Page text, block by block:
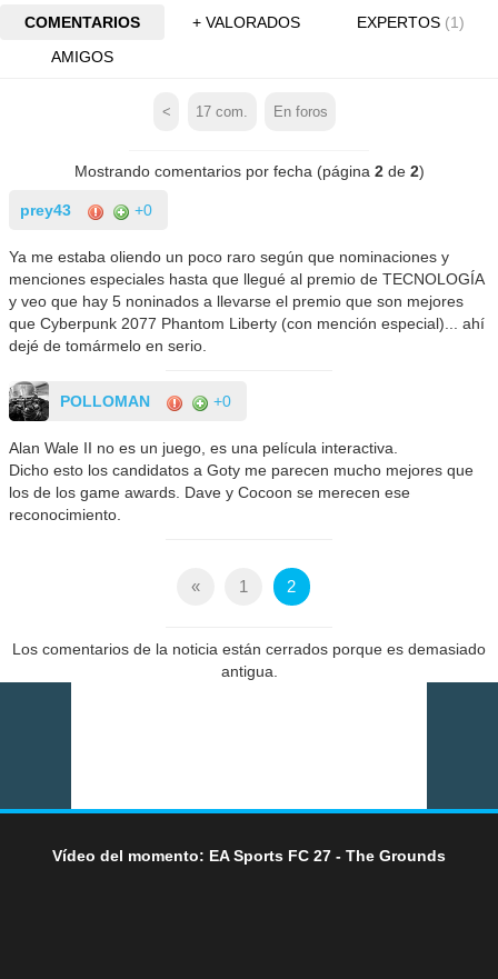
COMENTARIOS + VALORADOS EXPERTOS (1)
AMIGOS
< 17 com. En foros
Mostrando comentarios por fecha (página 2de 2)
prey43 +0
Ya me estaba oliendo un poco raro según que nominaciones y
menciones especiales hasta que llegué al premio de TECNOLOGÍA
y veo que hay 5 noninados a llevarse el premio que son mejores
que Cyberpunk 2077 Phantom Liberty (con mención especial)... ahí
dejé de tomármelo en serio.
POLLOMAN +0
Alan Wale II no es un juego, es una película interactiva.
Dicho esto los candidatos a Goty me parecen mucho mejores que
los de los game awards. Dave y Cocoon se merecen ese
reconocimiento.
« 1 2
Los comentarios de la noticia están cerrados porque es demasiado
antigua.
Vídeo del momento: EA Sports FC 27 - The Grounds